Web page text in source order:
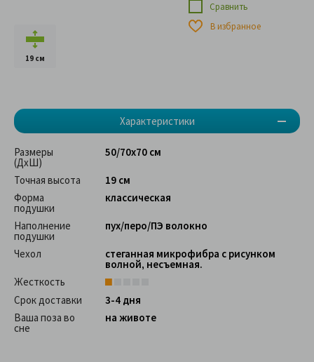
Сравнить
В избранное
19 см
Характеристики
Размеры
(ДхШ)
50/70х70 см
Точная высота
19 см
Форма
подушки
классическая
Наполнение
подушки
пух/перо/ПЭ волокно
Чехол стеганная микрофибра с рисунком
волной, несъемная.
Жесткость
Срок доставки
3-4 дня
Ваша поза во
сне
на животе